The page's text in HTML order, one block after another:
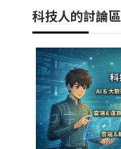
科技人的討論區